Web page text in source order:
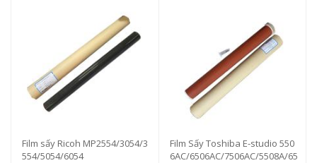
Film sấy Ricoh MP2554/3054/3
554/5054/6054
Film Sấy Toshiba E-studio 550
6AC/6506AC/7506AC/5508A/65